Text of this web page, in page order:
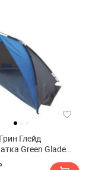
Глейд
Green Glade